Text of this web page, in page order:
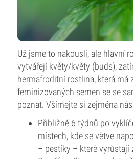
Už jsme to nakousli, ale hlavní
vytvářejí květy/květy (buds),
hermafroditní rostlina, která má
feminizovaných semen se se
poznat. Všímejte si zejména
Přibližně 6 týdnů po
místech, kde se větve
– pestíky – které vyrůstají